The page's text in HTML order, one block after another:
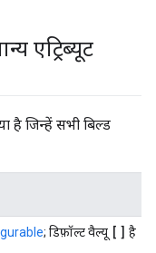
एट्रिब्यूट
है जिन्हें सभी बिल्ड
; डिफ़ॉल्ट वैल्यू [] है